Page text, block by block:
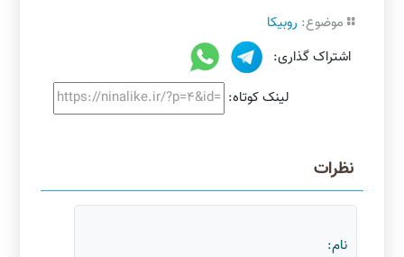
موضوع: روبیکا
اشتراک گذاری:
لینک کوتاه:
نظرات
نام: